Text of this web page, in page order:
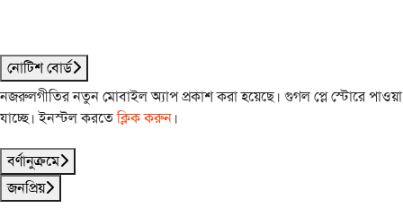
নোটিশ বোর্ড
নজরুলগীতির নতুন মোবাইল অ্যাপ প্রকাশ করা হয়েছে। গুগল প্লে স্টোরে পাওয়া
যাচ্ছে। ইনস্টল করতেক্লিক করুন।
বর্ণানুক্রমে
জনপ্রিয়